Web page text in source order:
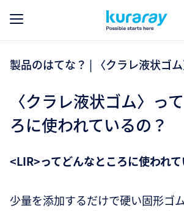
製品のはてな？ | 〈クラレ液状ゴム
〈クラレ液状ゴム〉っ
ろに使われているの？
<LIR>ってどんなところに使われて
少量を添加するだけで硬い固形ゴ